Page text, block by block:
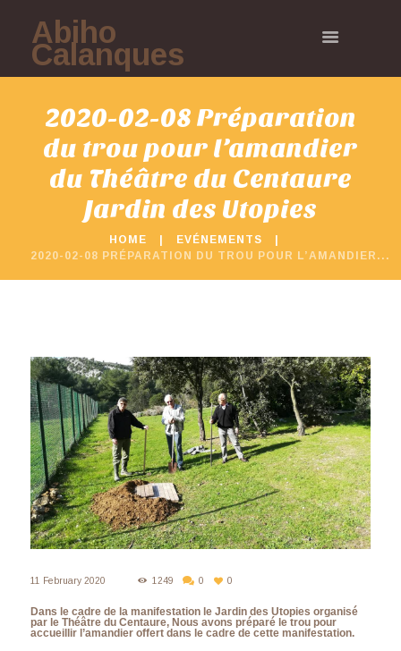
Abiho
Calanques
2020-02-08 Préparation
du trou pour l’amandier
du Théâtre du Centaure
Jardin des Utopies
HOME
EVÉNEMENTS
2020-02-08 PRÉPARATION DU TROU POUR L’AMANDIER...
11 February 2020 1249 0 0
Dans le cadre de la manifestation le Jardin des Utopies organisé
par le Théâtre du Centaure, Nous avons préparé le trou pour
accueillir l’amandier offert dans le cadre de cette manifestation.